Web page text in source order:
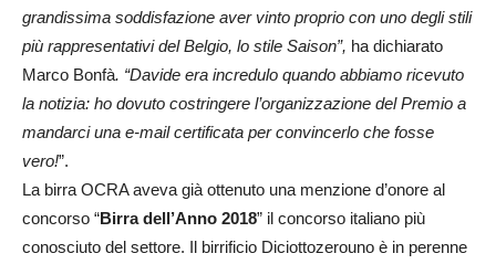
grandissima soddisfazione aver vinto proprio con uno degli stili
più rappresentativi del Belgio, lo stile Saison”, ha dichiarato
Marco Bonfà. “Davide era incredulo quando abbiamo ricevuto
la notizia: ho dovuto costringere l’organizzazione del Premio a
mandarci una e-mail certificata per convincerlo che fosse
vero!”.
La birra OCRA aveva già ottenuto una menzione d’onore al
concorso “Birra dell’Anno 2018” il concorso italiano più
conosciuto del settore. Il birrificio Diciottozerouno è in perenne